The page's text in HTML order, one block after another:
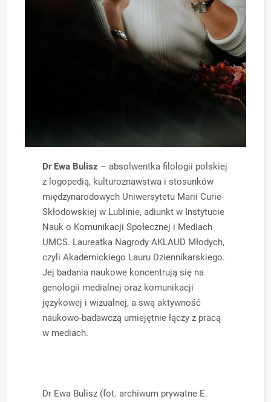
Dr Ewa Bulisz – absolwentka filologii polskiej
z logopedią, kulturoznawstwa i stosunków
międzynarodowych Uniwersytetu Marii Curie-
Skłodowskiej w Lublinie, adiunkt w Instytucie
Nauk o Komunikacji Społecznej i Mediach
UMCS. Laureatka Nagrody AKLAUD Młodych,
czyli Akademickiego Lauru Dziennikarskiego.
Jej badania naukowe koncentrują się na
genologii medialnej oraz komunikacji
językowej i wizualnej, a swą aktywność
naukowo-badawczą umiejętnie łączy z pracą
w mediach.
Dr Ewa Bulisz (fot. archiwum prywatne E.